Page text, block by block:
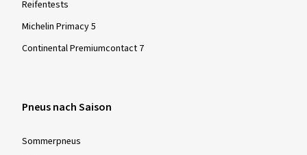
Reifentests
Michelin Primacy 5
Continental Premiumcontact 7
Pneus nach Saison
Sommer­pneus